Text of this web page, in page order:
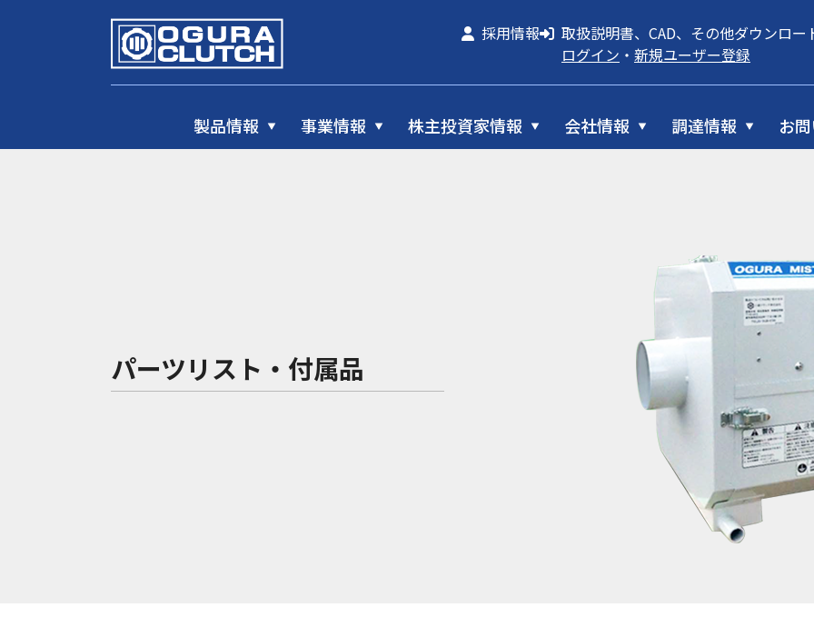
採用情報
取扱説明書、CAD、その他ダウンロー
ログイン ・ 新規ユーザー登録
製品情報 事業情報 株主投資家情報 会社情報 調達情報 お
パーツリスト・付属品